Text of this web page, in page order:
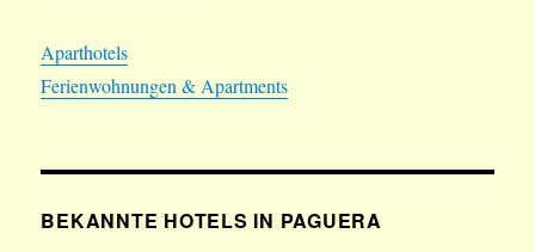
Aparthotels
Ferienwohnungen & Apartments
BEKANNTE HOTELS IN PAGUERA